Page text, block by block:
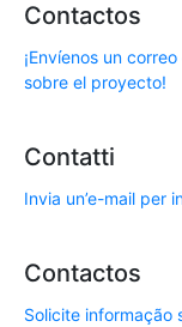
Contactos
¡Envíenos un
sobre el proyecto!
Contatti
Invia un’e-mail per
Contactos
Solicite informação